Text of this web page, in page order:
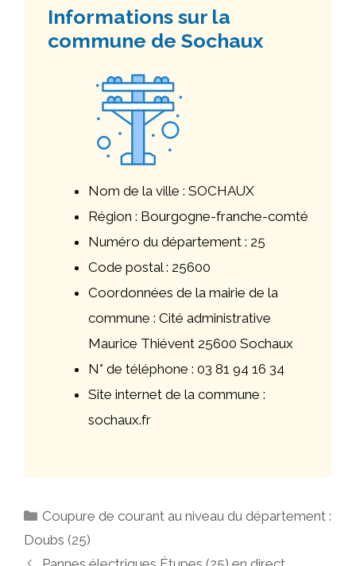
Informations sur la
commune de Sochaux
Nom de la ville : SOCHAUX
Région : Bourgogne-franche-comté
Numéro du département : 25
Code postal : 25600
Coordonnées de la mairie de la
commune : Cité administrative
Maurice Thiévent 25600 Sochaux
N° de téléphone : 03 81 94 16 34
Site internet de la commune :
sochaux.fr
Catégories
Coupure de courant au niveau du département :
Doubs (25)
Navigation